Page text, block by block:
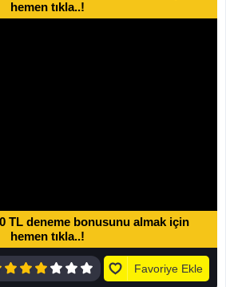
hemen tıkla..!
TL deneme bonusunu almak için
hemen tıkla..!
Favoriye Ekle